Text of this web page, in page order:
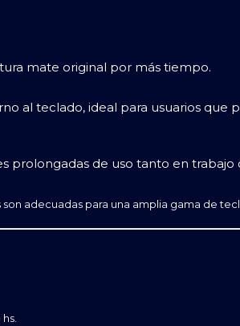
mate original por más tiempo.
al teclado, ideal para usuarios que
prolongadas de uso tanto en trabajo
adecuadas para una amplia gama de